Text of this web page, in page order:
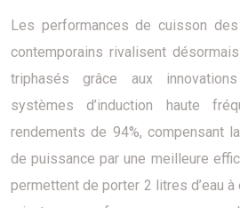
Les performances de cuisson
contemporains rivalisent
triphasés grâce aux
systèmes d’induction haute
rendements de 94%, compensant
de puissance par une meilleure
permettent de porter 2 litres d’eau